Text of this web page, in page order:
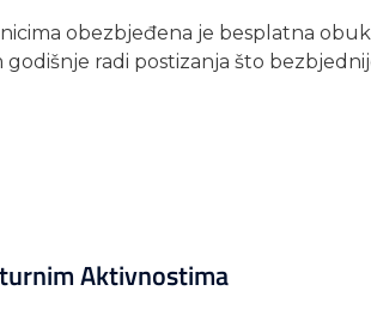
obezbjeđena je besplatna
godišnje radi postizanja što
Aktivnostima